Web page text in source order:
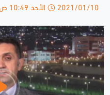
2021/01/10 الأحد 10:49 ص